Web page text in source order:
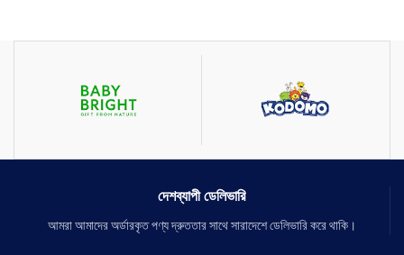
দেশব্যাপী ডেলিভারি
আমরা আমাদের অর্ডারকৃত পণ্য দ্রুততার সাথে সারাদেশে ডেলিভারি করে থাকি।